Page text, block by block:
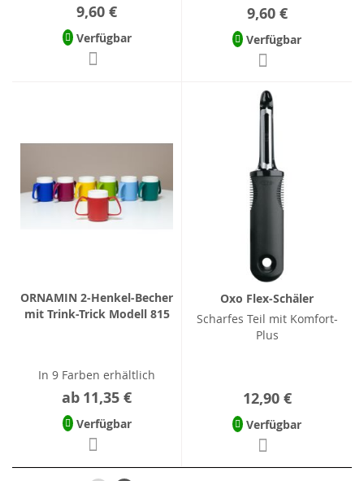
9,60 €
Verfügbar
9,60 €
Verfügbar
ORNAMIN 2-Henkel-Becher
mit Trink-Trick Modell 815
In 9 Farben erhältlich
ab 11,35 €
Verfügbar
Oxo Flex-Schäler
Scharfes Teil mit Komfort-
Plus
12,90 €
Verfügbar